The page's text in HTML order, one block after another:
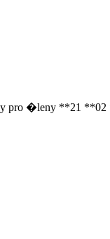
pro �leny **21 **02